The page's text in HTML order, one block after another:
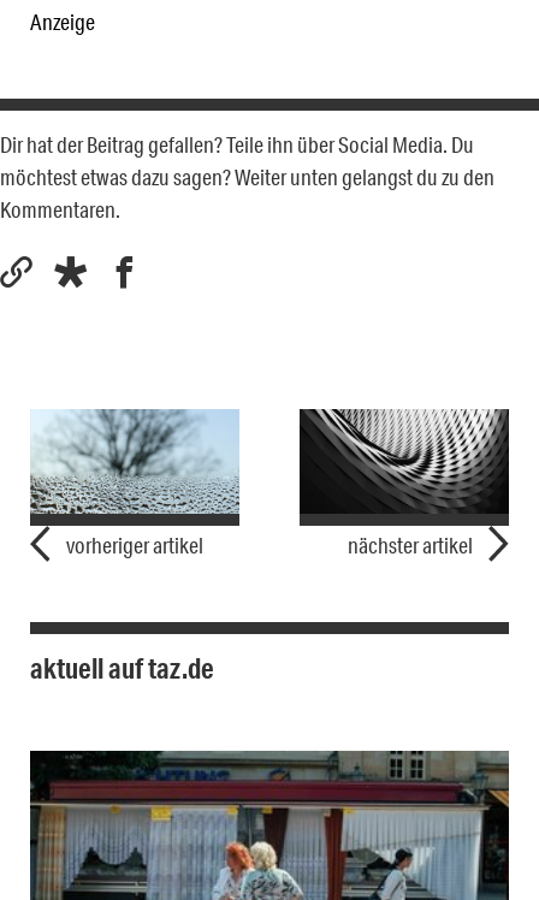
Anzeige
Dir hat der Beitrag gefallen? Teile ihn über Social Media. Du
möchtest etwas dazu sagen? Weiter unten gelangst du zu den
Kommentaren.
vorheriger artikel nächster artikel
aktuell auf taz.de